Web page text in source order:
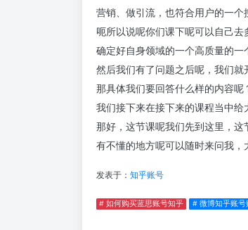
营销、做引流，也符合用户的一个
呃所以说呢你们课下呢可以自己
确定好自身领域的一个高质量的一
然后我们有了问题之后呢，我们就
那具体我们要回答什么样的内容呢
我们接下来在接下来的课程当中给
那好，这节课呢我们先到这里，
有不懂的地方呢可以随时来问我，
发表于： 知乎账号
# 如何购买蓝思账号知乎 # 微博知乎账号